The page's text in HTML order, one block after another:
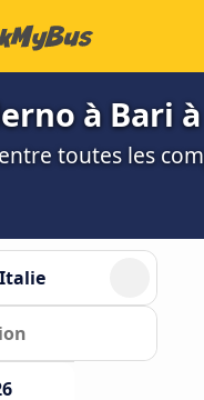
à Bari
toutes les